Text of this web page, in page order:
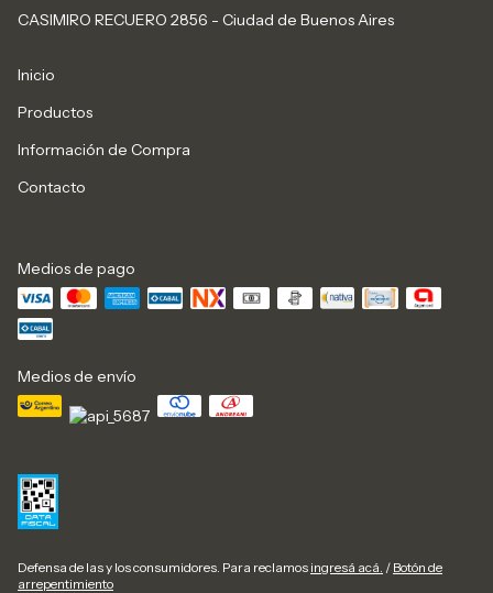
CASIMIRO RECUERO 2856 - Ciudad de Buenos Aires
Inicio
Productos
Información de Compra
Contacto
Medios de pago
Medios de envío
Defensa de las y los consumidores. Para reclamos ingresá acá. / Botón de
arrepentimiento